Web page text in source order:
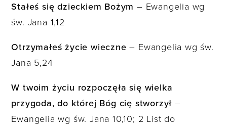
Stałeś się dzieckiem Bożym – Ewangelia wg
św. Jana 1,12
Otrzymałeś życie wieczne – Ewangelia wg św.
Jana 5,24
W twoim życiu rozpoczęła się wielka
przygoda, do której Bóg cię stworzył –
Ewangelia wg św. Jana 10,10; 2 List do